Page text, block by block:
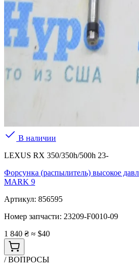
В наличии
LEXUS RX 350/350h/500h 23-
Форсунка (распылитель) высокое
MARK 9
Артикул: 856595
Номер запчасти: 23209-F0010-09
1 840 ₴ ≈ $40
/ ВОПРОСЫ